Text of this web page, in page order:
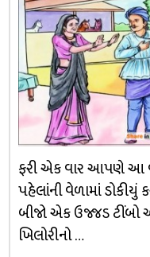
ફરી એક વાર આપણે આ
પહેલાંની વેળામાં ડોકીયું
બીજો એક ઉજ્જડ
ખિલોરીનો …